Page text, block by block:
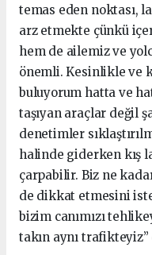
temas eden noktası,
arz etmekte çünkü
hem de ailemiz ve
önemli. Kesinlikle ve
buluyorum hatta ve
taşıyan araçlar değil
denetimler
halinde giderken kış
çarpabilir. Biz ne
de dikkat etmesini
bizim canımızı
takın aynı